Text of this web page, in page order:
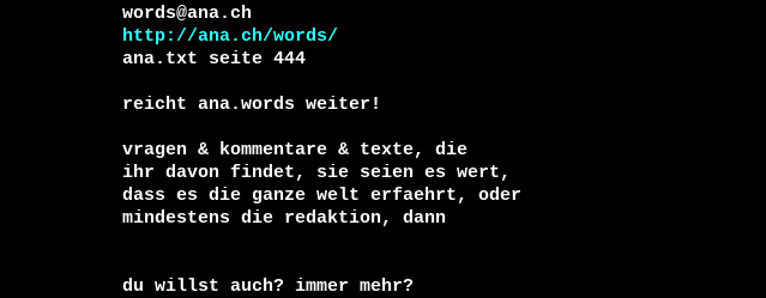
http://ana.ch/words/
ana.txt seite 444
reicht ana.words weiter!
vragen & kommentare & texte, die
ihr davon findet, sie seien es wert,
dass es die ganze welt erfaehrt, oder
mindestens die redaktion, dann
du willst auch? immer mehr?